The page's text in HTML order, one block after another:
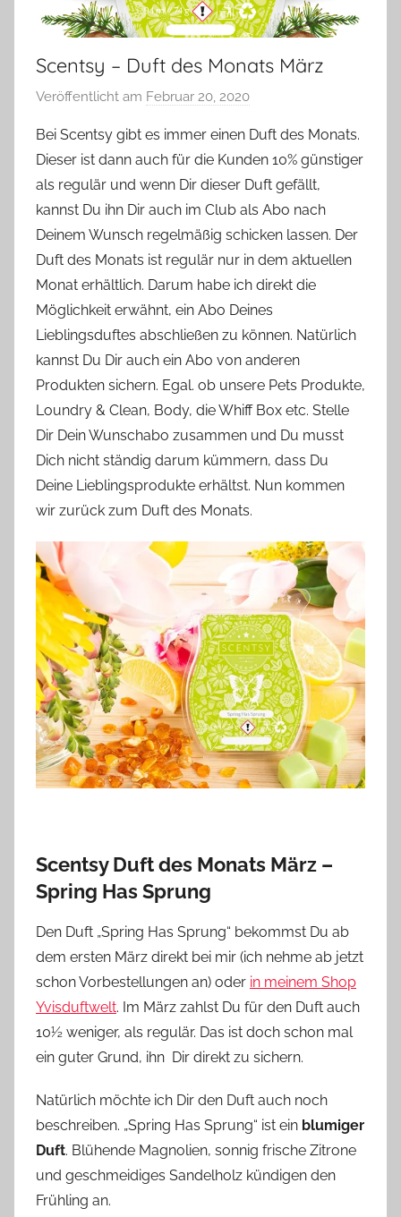
Scentsy – Duft des Monats März
Veröffentlicht am Februar 20, 2020
n
Y
v
o
n
n
e
Bei Scentsy gibt es immer einen Duft des Monats.
Dieser ist dann auch für die Kunden 10% günstiger
als regulär und wenn Dir dieser Duft gefällt,
kannst Du ihn Dir auch im Club als Abo nach
Deinem Wunsch regelmäßig schicken lassen. Der
Duft des Monats ist regulär nur in dem aktuellen
Monat erhältlich. Darum habe ich direkt die
Möglichkeit erwähnt, ein Abo Deines
Lieblingsduftes abschließen zu können. Natürlich
kannst Du Dir auch ein Abo von anderen
Produkten sichern. Egal. ob unsere Pets Produkte,
Loundry & Clean, Body, die Whiff Box etc. Stelle
Dir Dein Wunschabo zusammen und Du musst
Dich nicht ständig darum kümmern, dass Du
Deine Lieblingsprodukte erhältst. Nun kommen
wir zurück zum Duft des Monats.
Scentsy Duft des Monats März –
Spring Has Sprung
Den Duft „Spring Has Sprung“ bekommst Du ab
dem ersten März direkt bei mir (ich nehme ab jetzt
schon Vorbestellungen an) oder in meinem Shop
Yvisduftwelt. Im März zahlst Du für den Duft auch
10½ weniger, als regulär. Das ist doch schon mal
ein guter Grund, ihn Dir direkt zu sichern.
Natürlich möchte ich Dir den Duft auch noch
beschreiben. „Spring Has Sprung“ ist ein blumiger
Duft. Blühende Magnolien, sonnig frische Zitrone
und geschmeidiges Sandelholz kündigen den
Frühling an.